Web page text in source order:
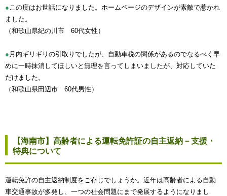
● この度はお世話になりました。ホームページのデザインが素敵で惹かれ
ました。
（和歌山県紀の川市 60代女性）
● 月内ギリギリの引取りでしたが、自動車税の関係があるのでなるべく早
めに一時抹消してほしいと無理を言ってしまいましたが、対応していた
だけました。
（和歌山県田辺市 60代男性）
【海南市】高齢者による運転免許証の自主返納－支援・
特典について
運転免許の自主返納制度をご存じでしょうか。近年は高齢者による自動
車交通事故が多発し、一つの社会問題にまで発展するようになりまし